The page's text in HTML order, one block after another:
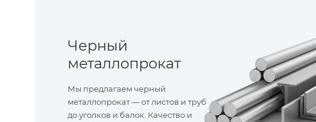
Черный
металлопрокат
Мы предлагаем черный
металлопрокат — от листов и труб
до уголков и балок. Качество и